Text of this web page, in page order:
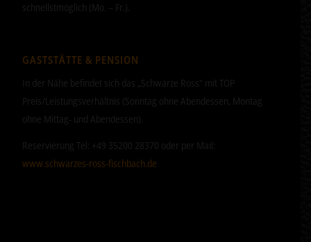
schnellstmöglich (Mo. – Fr.).
GASTSTÄTTE & PENSION
In der Nähe befindet sich das „Schwarze Ross“ mit TOP
Preis/Leistungsverhältnis (Sonntag ohne Abendessen, Montag
ohne Mittag- und Abendessen).
Reservierung Tel: +49 35200 28370 oder per Mail:
www.schwarzes-ross-fischbach.de